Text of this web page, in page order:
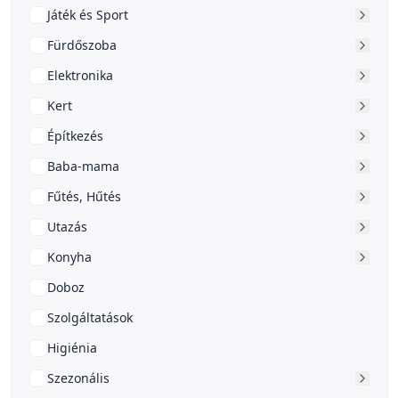
Játék és Sport
Fürdőszoba
Elektronika
Kert
Építkezés
Baba-mama
Fűtés, Hűtés
Utazás
Konyha
Doboz
Szolgáltatások
Higiénia
Szezonális